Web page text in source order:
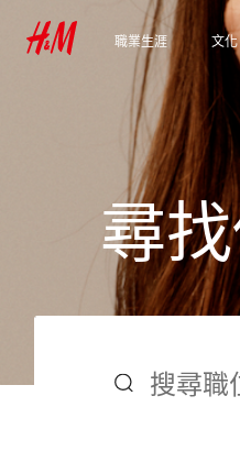
職業生涯
發現我們的工作領域
學生和早期職業
文化
我
尋找